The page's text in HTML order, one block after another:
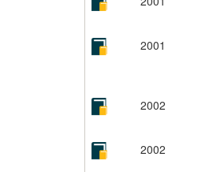
2001
2002
2002